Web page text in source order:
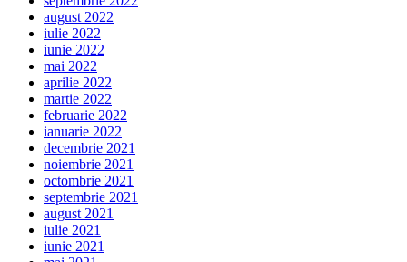
august 2022
iulie 2022
iunie 2022
mai 2022
aprilie 2022
martie 2022
februarie 2022
ianuarie 2022
decembrie 2021
noiembrie 2021
octombrie 2021
septembrie 2021
august 2021
iulie 2021
iunie 2021